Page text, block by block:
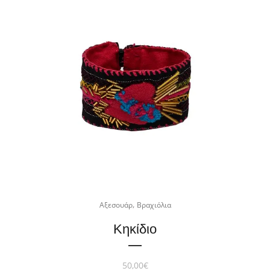
Αξεσουάρ, Βραχιόλια
Κηκίδιο
50,00€